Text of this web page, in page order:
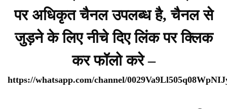
पर अधिकृत चैनल उपलब्ध है, चैनल से
जुड़ने के लिए नीचे दिए लिंक पर क्लिक
कर फॉलो करे –
https://whatsapp.com/channel/